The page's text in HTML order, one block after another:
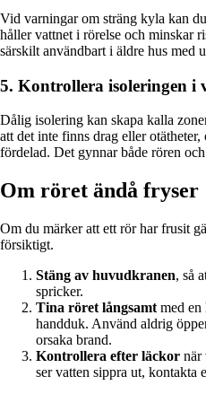
Vid varningar om sträng kyla kan
håller vattnet i rörelse och minskar
särskilt användbart i äldre hus med
5. Kontrollera isoleringen i
Dålig isolering kan skapa kalla
att det inte finns drag eller
fördelad. Det gynnar både rören
Om röret ändå fryser
Om du märker att ett rör har frusit
försiktigt.
Stäng av huvudkranen, så
spricker.
Tina röret långsamt med
handduk. Använd aldrig
orsaka brand.
Kontrollera efter läckor när
ser vatten sippra ut, kontakta